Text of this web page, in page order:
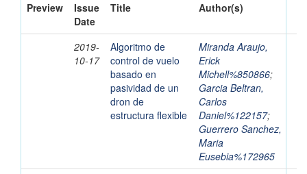
Preview
Issue
Date
Title Author(s)
2019-
10-17
Algoritmo de
control de vuelo
basado en
pasividad de un
dron de
estructura flexible
Miranda Araujo,
Erick
Michell%850866;
Garcia Beltran,
Carlos
Daniel%122157;
Guerrero Sanchez,
Maria
Eusebia%172965